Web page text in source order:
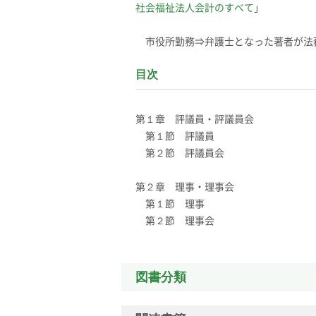
社会福祉法人会計のすべて 」
市役所勤務⇒弁護士となった著者が
目次
第１章 評議員・評議員会
第１節 評議員
第２節 評議員会
第２章 理事・理事会
第１節 理事
第２節 理事会
図書分類